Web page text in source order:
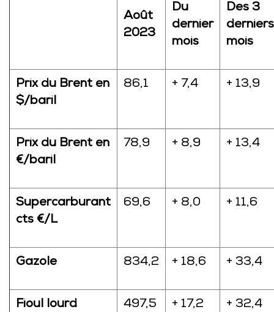
Août
2023
Du
dernier
mois
Des 3
derniers
mois
Prix du Brent en
$/baril
86,1 + 7,4 + 13,9
Prix du Brent en
€/baril
78,9 + 8,9 + 13,4
Supercarburant
cts €/L
69,6 + 8,0 + 11,6
Gazole 834,2 + 18,6 + 33,4
Fioul lourd 497,5 + 17,2 + 32,4